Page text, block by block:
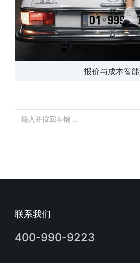
报价与成本智能
联系我们
400-990-9223